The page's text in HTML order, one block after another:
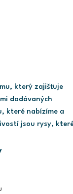
který zajišťuje
dodávaných
které nabízíme a
jsou rysy,